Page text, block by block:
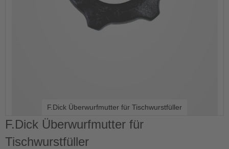
F.Dick Überwurfmutter für
Tischwurstfüller
F.Dick Überwurfmutter für Tischwurstfüller
Skip
to
the